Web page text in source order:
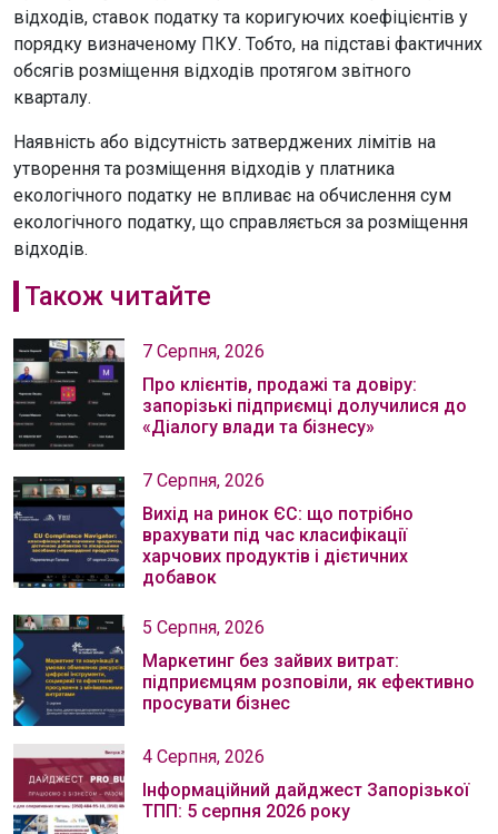
відходів, ставок податку та коригуючих коефіцієнтів у
порядку визначеному ПКУ. Тобто, на підставі фактичних
обсягів розміщення відходів протягом звітного
кварталу.
Наявність або відсутність затверджених лімітів на
утворення та розміщення відходів у платника
екологічного податку не впливає на обчислення сум
екологічного податку, що справляється за розміщення
відходів.
Також читайте
7 Серпня, 2026
Про клієнтів, продажі та довіру:
запорізькі підприємці долучилися до
«Діалогу влади та бізнесу»
7 Серпня, 2026
Вихід на ринок ЄС: що потрібно
врахувати під час класифікації
харчових продуктів і дієтичних
добавок
5 Серпня, 2026
Маркетинг без зайвих витрат:
підприємцям розповіли, як ефективно
просувати бізнес
4 Серпня, 2026
Інформаційний дайджест Запорізької
ТПП: 5 серпня 2026 року